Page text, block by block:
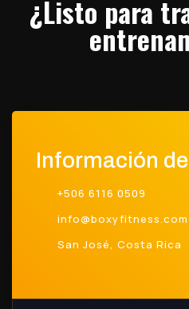
¿Listo para
Información
+506 6116 0509
info@boxyfitness.com
San José, Costa Rica